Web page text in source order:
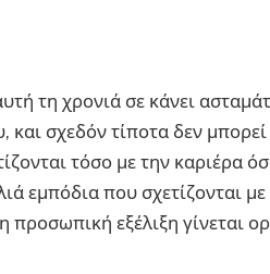
τη χρονιά σε κάνει
και σχεδόν τίποτα δεν
τόσο με την καριέρα
εμπόδια που σχετίζονται με
προσωπική εξέλιξη γίνεται